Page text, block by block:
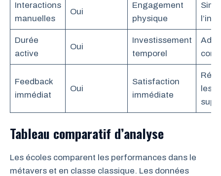
Interactions
manuelles
Oui
Engagement
physique
Durée
active
Oui
Investissement
temporel
Feedback
immédiat
Oui
Satisfaction
immédiate
les
Tableau comparatif d’analyse
Les écoles comparent les performances dans le
métavers et en classe classique. Les données